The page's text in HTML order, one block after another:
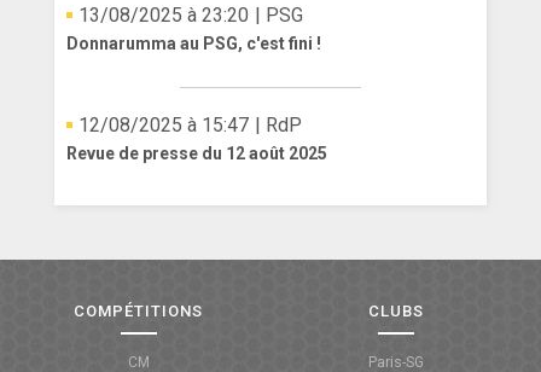
13/08/2025 à 23:20 | PSG
Donnarumma au PSG, c'est fini !
12/08/2025 à 15:47 | RdP
Revue de presse du 12 août 2025
COMPÉTITIONS
CM
CLUBS
Paris-SG